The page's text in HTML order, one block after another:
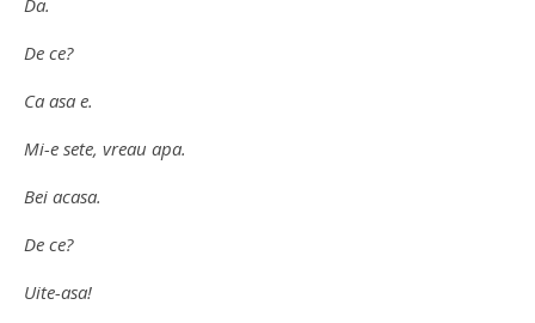
Da.
De ce?
Ca asa e.
Mi-e sete, vreau apa.
Bei acasa.
De ce?
Uite-asa!